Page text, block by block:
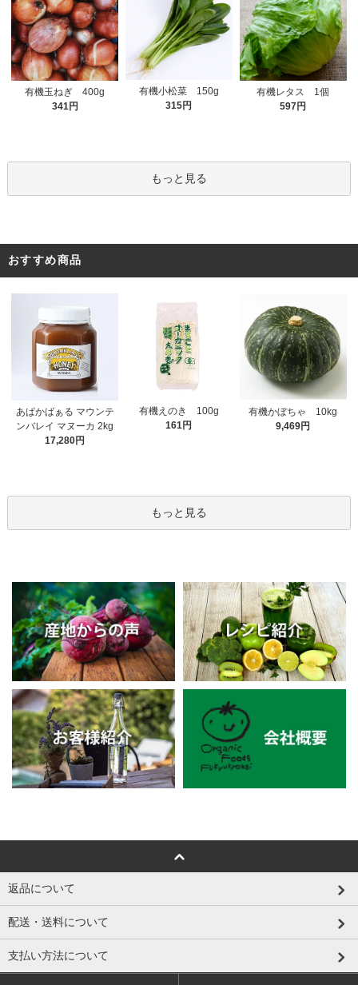
有機玉ねぎ 400g
341円
有機小松菜 150g
315円
有機レタス 1個
597円
もっと見る
おすすめ商品
あぱかばぁる マウンテ
ンバレイ マヌーカ 2kg
17,280円
有機えのき 100g
161円
有機かぼちゃ 10kg
9,469円
もっと見る
返品について
配送・送料について
支払い方法について